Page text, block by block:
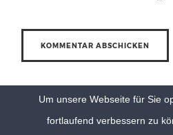
Um unsere Webseite für Sie
fortlaufend verbessern zu